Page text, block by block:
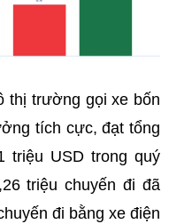
thị trường gọi xe bốn
tích cực, đạt tổng
triệu USD trong quý
triệu chuyến đi đã
đi bằng xe điện